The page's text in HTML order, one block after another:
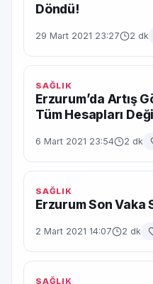
Döndü!
29 Mart 2021 23:27 2 dk
SAĞLIK
Erzurum’da Artış
Tüm Hesapları
6 Mart 2021 23:54 2 dk
SAĞLIK
Erzurum Son Vaka
2 Mart 2021 14:07 2 dk
SAĞLIK